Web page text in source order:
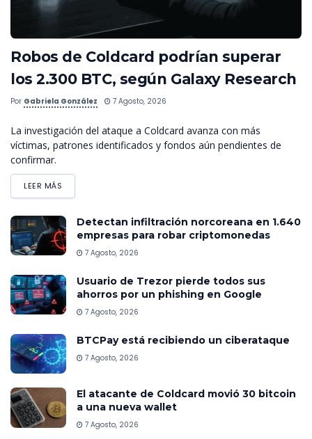
Robos de Coldcard podrían superar
los 2.300 BTC, según Galaxy Research
Por Gabriela González 7 Agosto, 2026
La investigación del ataque a Coldcard avanza con más
víctimas, patrones identificados y fondos aún pendientes de
confirmar.
LEER MÁS
Detectan infiltración norcoreana en 1.640
empresas para robar criptomonedas
7 Agosto, 2026
Usuario de Trezor pierde todos sus
ahorros por un phishing en Google
7 Agosto, 2026
BTCPay está recibiendo un ciberataque
7 Agosto, 2026
El atacante de Coldcard movió 30 bitcoin
a una nueva wallet
7 Agosto, 2026